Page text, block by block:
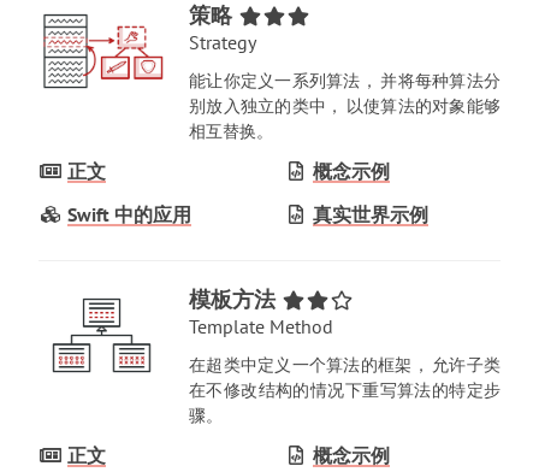
策略
Strategy
能让你定义一系列算法
并将每种算法分
别放入独立的类中 ，
以使算法的对象能够
相互替换。
正文
Swift 中的应用
概念示例
真实世界示例
模板方法
Template Method
在超类中定义一个算法的框架
允许子类
在不修改结构的情况下重写算法的特定步
骤。
正文
概念示例